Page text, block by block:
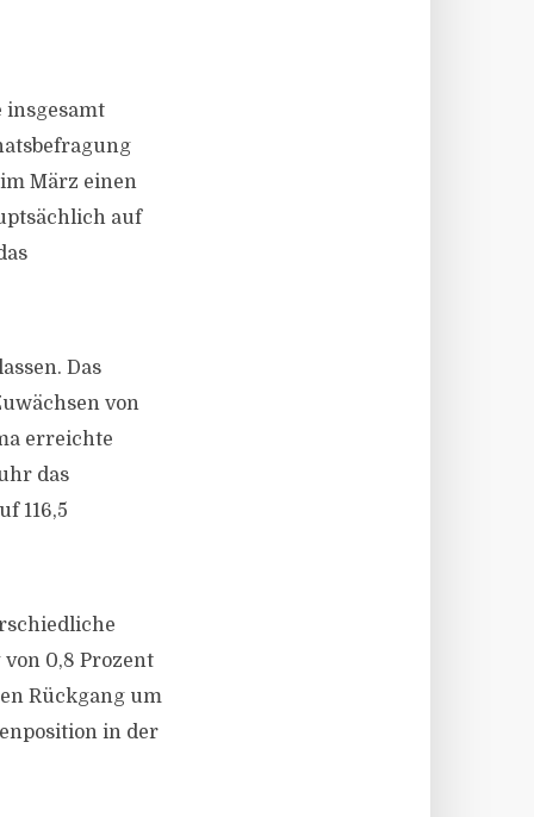
insgesamt
März einen
auf
Das
von
erreichte
das
116,5
0,8 Prozent
Rückgang um
in der